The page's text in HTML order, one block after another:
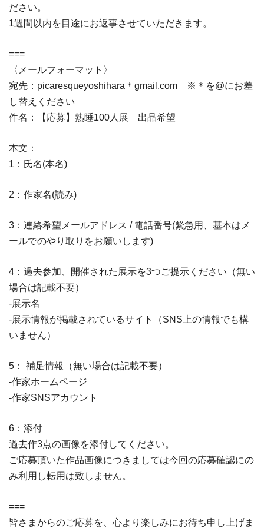
ださい。
1週間以内を目途にお返事させていただきます。
===
〈メールフォーマット〉
宛先：picaresqueyoshihara＊gmail.com ※＊を@にお差
し替えください
件名：【応募】熟睡100人展 出品希望
本文：
1：氏名(本名)
2：作家名(読み)
3：連絡希望メールアドレス / 電話番号(緊急用、基本はメ
ールでのやり取りをお願いします)
4：過去参加、開催された展示を3つご提示ください（無い
場合は記載不要）
-展示名
-展示情報が掲載されているサイト（SNS上の情報でも構
いません）
5： 補足情報（無い場合は記載不要）
-作家ホームページ
-作家SNSアカウント
6：添付
過去作3点の画像を添付してください。
ご応募頂いた作品画像につきましては今回の応募確認にの
み利用し転用は致しません。
===
皆さまからのご応募を、心より楽しみにお待ち申し上げま